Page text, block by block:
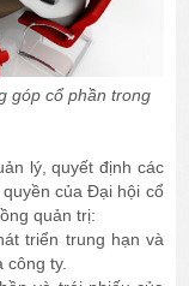
góp cổ phần trong
lý, quyết định các
của Đại hội cổ
quản trị:
triển trung hạn và
ty.